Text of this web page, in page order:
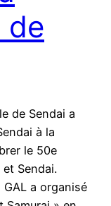
de
de Sendai a
à la
le 50e
Sendai.
a organisé